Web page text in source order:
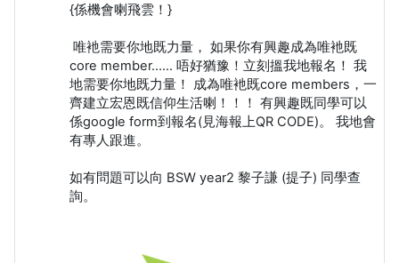
{係機會喇飛雲！}
唯衪需要你地既力量， 如果你有興趣成為唯衪既
core member...... 唔好猶豫！立刻搵我地報名！ 我
地需要你地既力量！ 成為唯衪既core members，一
齊建立宏恩既信仰生活喇！！！ 有興趣既同學可以
係google form到報名(見海報上QR CODE)。 我地會
有專人跟進。
如有問題可以向 BSW year2 黎子謙 (提子) 同學查
詢。